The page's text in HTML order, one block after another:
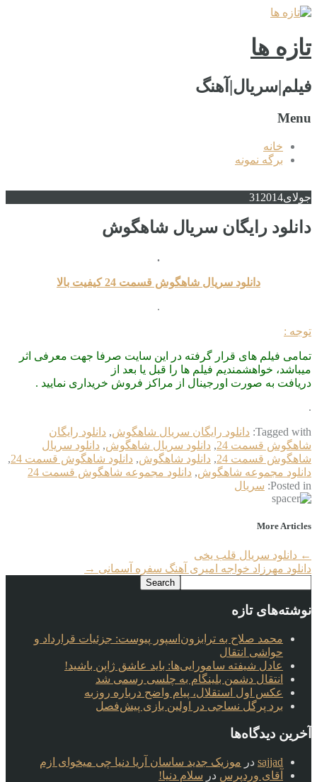
تازه ها
فیلم|سریال|آهنگ
Menu
خانه
برگه نمونه
جولای 31 2014
دانلود رایگان سریال شاهگوش
.
دانلود سریال شاهگوش قسمت 24 کیفیت بالا
.
توجه :
تمامی فیلم های قرار گرفته در این سایت صرفا جهت معرفی اثر
میباشد، خواهشمندیم فیلم ها را قبل یا بعد از
دریافت به صورت اورجینال از مراکز فروش خریداری نمایید .
.
Tagged with: دانلود رایگان سریال شاهگوش, دانلود رایگان
شاهگوش قسمت 24
, دانلود سریال شاهگوش, دانلود سریال
شاهگوش قسمت 24
, دانلود شاهگوش, دانلود شاهگوش قسمت 24
,
دانلود مجموعه شاهگوش, دانلود مجموعه شاهگوش قسمت 24
Posted in: سریال
More Articles
← دانلود سریال قلب یخی
دانلود مهرزاد خواجه امیری آهنگ سفره آسمانی →
نوشته‌های تازه
محمد صلاح به ترابزون‌اسپور پیوست: جزئیات قرارداد و
حواشی انتقال
عادل شیفته سامورایی‌ها: باید عاشق ژاپن باشید!
انتقال دشمن بلینگام به چلسی رسمی شد
عکس اول استقلال، پیام واضح درباره روزبه
برد پرگل نساجی در اولین بازی پیش‌فصل
آخرین دیدگاه‌ها
sajjad در موزیک جدید ساسان آریا دنیا چی میخوای ازم
آقای وردپرس در سلام دنیا!